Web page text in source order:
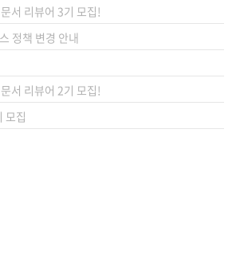
책이 출간됩니다. 바
럴 네트워크와 딥러
《Neural
서 리뷰어 3기 모집!
정책 변경 안내
서 리뷰어 2기 모집!
모집